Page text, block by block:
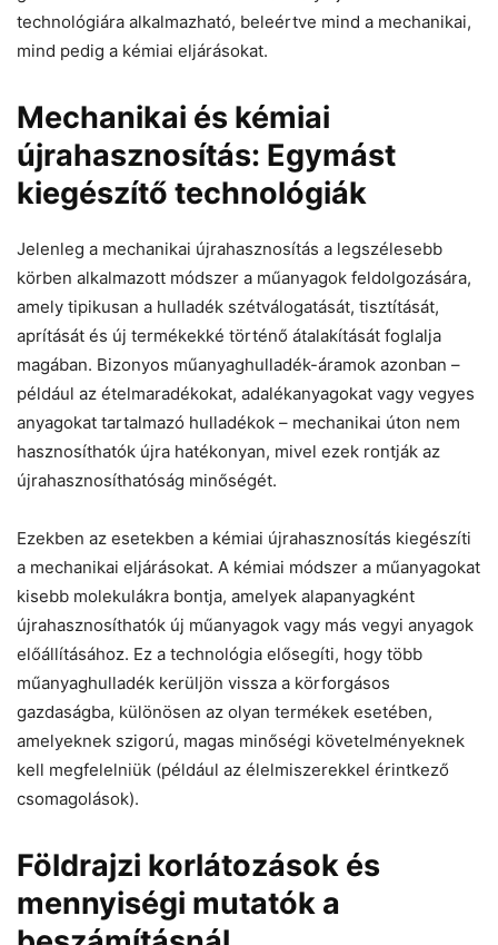
technológiára alkalmazható, beleértve mind a mechanikai,
mind pedig a kémiai eljárásokat.
Mechanikai és kémiai
újrahasznosítás: Egymást
kiegészítő technológiák
Jelenleg a mechanikai újrahasznosítás a legszélesebb
körben alkalmazott módszer a műanyagok feldolgozására,
amely tipikusan a hulladék szétválogatását, tisztítását,
aprítását és új termékekké történő átalakítását foglalja
magában. Bizonyos műanyaghulladék-áramok azonban –
például az ételmaradékokat, adalékanyagokat vagy vegyes
anyagokat tartalmazó hulladékok – mechanikai úton nem
hasznosíthatók újra hatékonyan, mivel ezek rontják az
újrahasznosíthatóság minőségét.
Ezekben az esetekben a kémiai újrahasznosítás kiegészíti
a mechanikai eljárásokat. A kémiai módszer a műanyagokat
kisebb molekulákra bontja, amelyek alapanyagként
újrahasznosíthatók új műanyagok vagy más vegyi anyagok
előállításához. Ez a technológia elősegíti, hogy több
műanyaghulladék kerüljön vissza a körforgásos
gazdaságba, különösen az olyan termékek esetében,
amelyeknek szigorú, magas minőségi követelményeknek
kell megfelelniük (például az élelmiszerekkel érintkező
csomagolások).
Földrajzi korlátozások és
mennyiségi mutatók a